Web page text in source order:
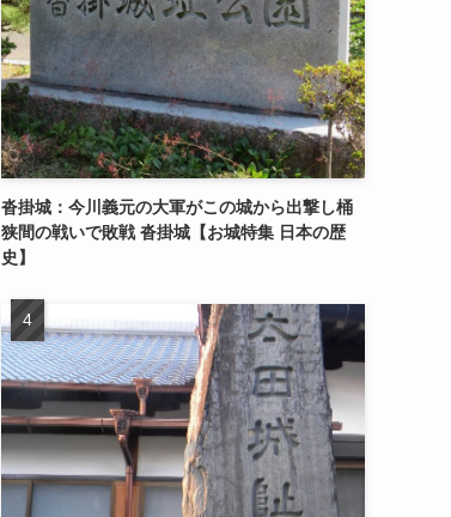
沓掛城：今川義元の大軍がこの城から出撃し桶
狭間の戦いで敗戦 沓掛城【お城特集 日本の歴
史】